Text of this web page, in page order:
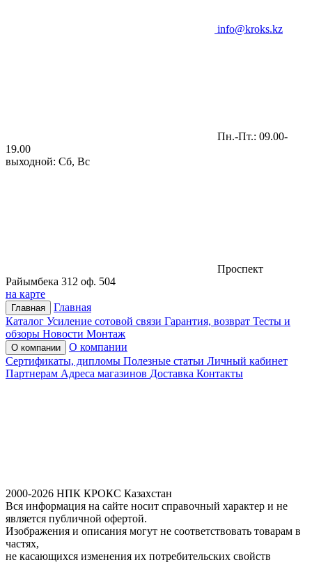
info@kroks.kz
Пн.-Пт.: 09.00-
19.00
выходной: Сб, Вс
Проспект
Райымбека 312 оф. 504
на карте
Главная
Главная
Каталог Усиление сотовой связи Гарантия, возврат Тесты и
обзоры Новости Монтаж
О компании
О компании
Сертификаты, дипломы Полезные статьи Личный кабинет
Партнерам Адреса магазинов Доставка Контакты
2000-2026 НПК КРОКС Казахстан
Вся информация на сайте носит справочный характер и не
является публичной офертой.
Изображения и описания могут не соответствовать товарам в
частях,
не касающихся изменения их потребительских свойств